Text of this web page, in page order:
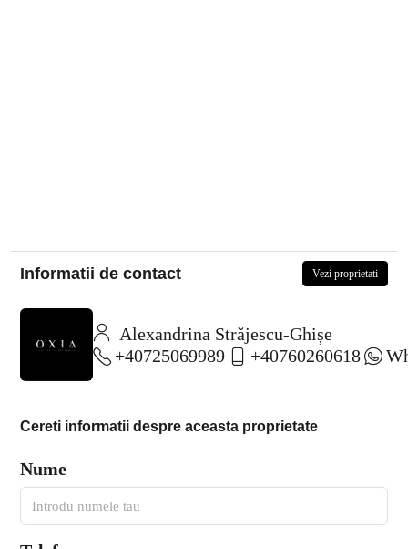
Informatii de contact Vezi proprietati
Alexandrina Străjescu-Ghișe
+40725069989
+40760260618
Cereti informatii despre aceasta proprietate
Nume